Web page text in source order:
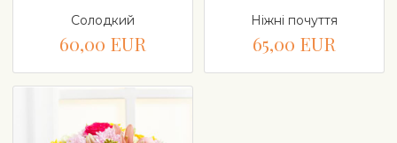
Солодкий
60,00 EUR
Ніжні почуття
65,00 EUR